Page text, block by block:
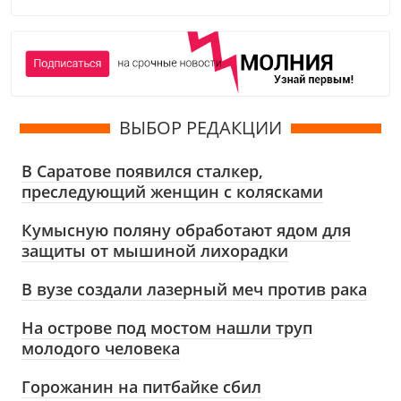
ВЫБОР РЕДАКЦИИ
В Саратове появился сталкер,
преследующий женщин с колясками
Кумысную поляну обработают ядом для
защиты от мышиной лихорадки
В вузе создали лазерный меч против рака
На острове под мостом нашли труп
молодого человека
Горожанин на питбайке сбил